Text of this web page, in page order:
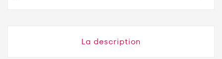
La description